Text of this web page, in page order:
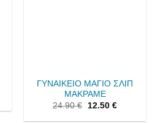
ΓΥΝΑΙΚΕΙΟ ΜΑΓΙΟ ΣΛΙΠ
ΜΑΚΡΑΜΕ
24.90€ 12.50 €